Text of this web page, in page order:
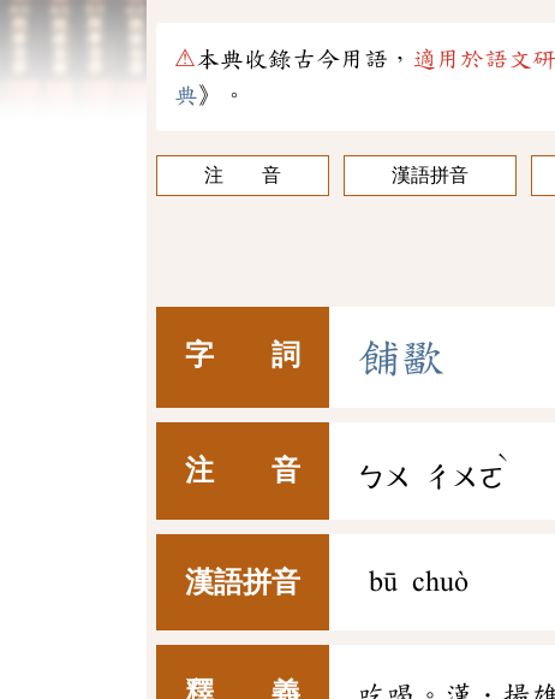
⚠本典收錄古今用語， 適用於語文
典》。
注 音 漢語拼音
字 詞 餔歠
注 音 ㄅㄨ ㄔㄨㄛ
ˋ
漢語拼音 bū chuò